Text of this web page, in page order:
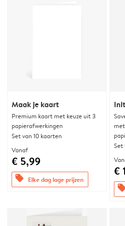
Maak je kaart
Premium kaart met keuze uit 3
papierafwerkingen
Set van 10 kaarten
Vanaf
€ 5,99
offers Elke dag lage prijzen
Set
€